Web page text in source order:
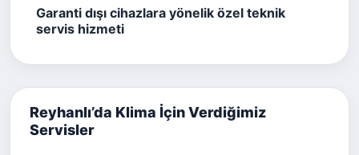
Garanti dışı cihazlara yönelik özel teknik
servis hizmeti
Reyhanlı’da Klima İçin Verdiğimiz
Servisler